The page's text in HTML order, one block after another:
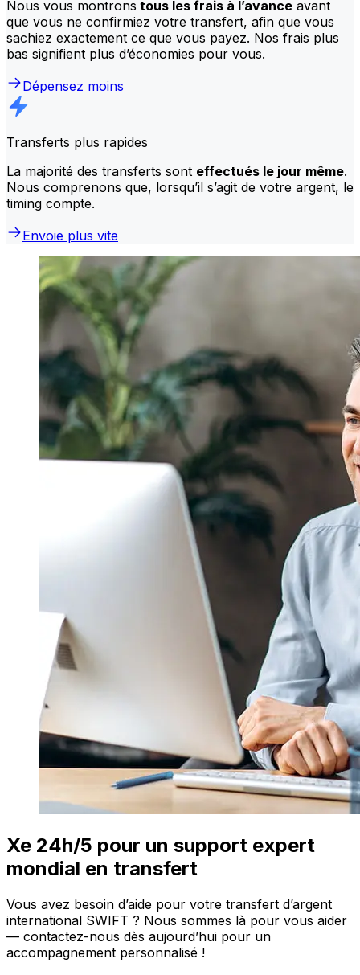
Nous vous montrons tous les frais à l’avance avant
que vous ne confirmiez votre transfert, afin que vous
sachiez exactement ce que vous payez. Nos frais plus
bas signifient plus d’économies pour vous.
Dépensez moins
Transferts plus rapides
La majorité des transferts sont effectués le jour même.
Nous comprenons que, lorsqu’il s’agit de votre argent, le
timing compte.
Envoie plus vite
Xe 24h/5 pour un support expert
mondial en transfert
Vous avez besoin d’aide pour votre transfert d’argent
international SWIFT ? Nous sommes là pour vous aider
— contactez-nous dès aujourd’hui pour un
accompagnement personnalisé !